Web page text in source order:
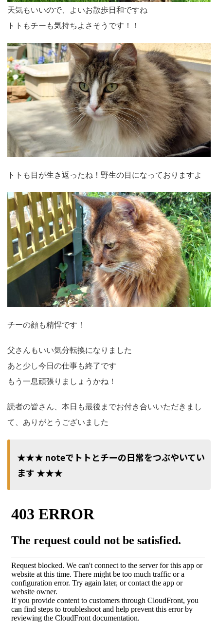
天気もいいので、よいお散歩日和ですね
トトもチーも気持ちよさそうです！！
トトも目が生き返ったね！野生の目になっておりますよ
チーの顔も精悍です！
父さんもいい気分転換になりました
あと少し今日の仕事も終了です
もう一息頑張りましょうかね！
読者の皆さん、本日も最後までお付き合いいただきまし
て、ありがとうございました
★★★ noteでトトとチーの日常をつぶやいてい
ます ★★★